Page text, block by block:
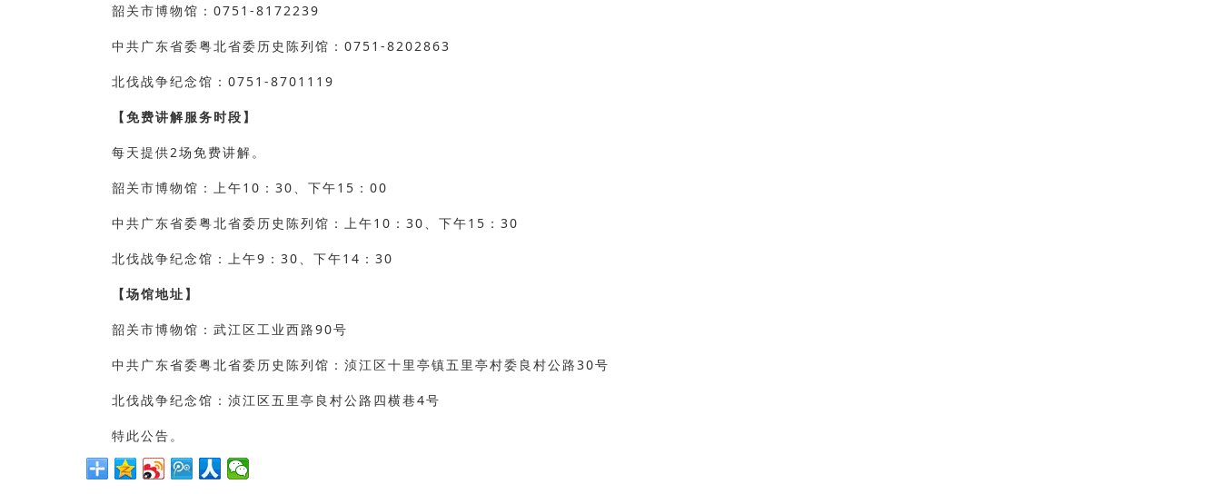
韶关市博物馆：0751-8172239
中共广东省委粤北省委历史陈列馆：0751-8202863
北伐战争纪念馆：0751-8701119
【免费讲解服务时段】
每天提供2场免费讲解。
韶关市博物馆：上午10：30、下午15：00
中共广东省委粤北省委历史陈列馆：上午10：30、下午15：30
北伐战争纪念馆：上午9：30、下午14：30
【场馆地址】
韶关市博物馆：武江区工业西路90号
中共广东省委粤北省委历史陈列馆：浈江区十里亭镇五里亭村委良村公路30号
北伐战争纪念馆：浈江区五里亭良村公路四横巷4号
特此公告。